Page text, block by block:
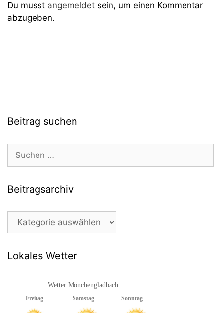
Du musst angemeldet sein, um einen Kommentar
abzugeben.
Beitrag suchen
Suchen
nach:
Beitragsarchiv
Beitragsarchiv
Lokales Wetter
Wetter Mönchengladbach